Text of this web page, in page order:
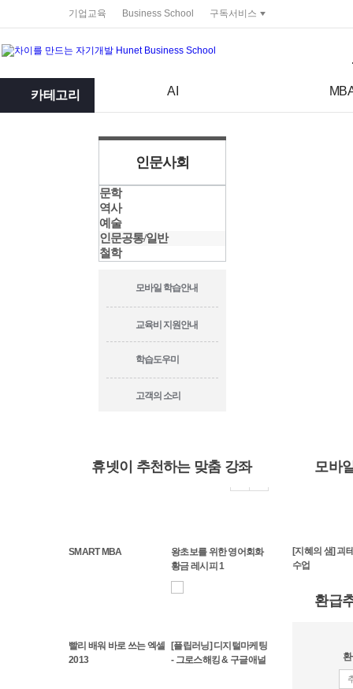
기업교육 Business School 구독서비스
카테고리 AI
인문사회
문학
역사
예술
인문공통/일반
철학
모바일 학습안내
교육비 지원안내
학습도우미
고객의 소리
휴넷이 추천하는 맞춤 강좌
SMART MBA
빨리 배워 바로 쓰는 엑셀
2013
왕초보를 위한 영어회화
황금 레시피 1
[플립러닝] 디지털마케팅
- 그로스해킹 & 구글애널
모바
대사 4부작] 현대 세
[금오신화]비극의 미학을
그린 최초의 한문 소설
[꿈의 해석] 꿈꾸는 사람
의 무의식에 접속하는 충
[지혜의 샘] 괴
수업
환급